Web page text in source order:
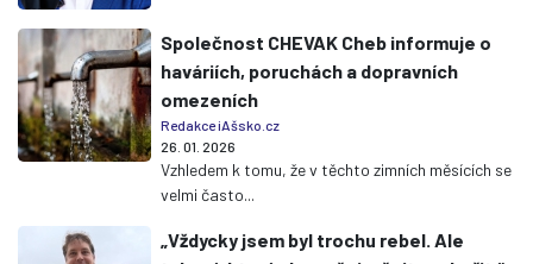
Společnost CHEVAK Cheb informuje o
haváriích, poruchách a dopravních
omezeních
Redakce iAšsko.cz
26. 01. 2026
Vzhledem k tomu, že v těchto zimních měsících se
velmi často...
„Vždycky jsem byl trochu rebel. Ale